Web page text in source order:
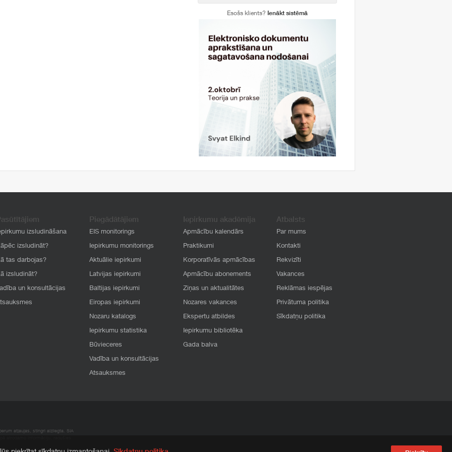
Esošs klients? Ienākt sistēmā
izsludināšana
izsludināt?
tas darbojas?
izsludināt?
un konsultācijas
Piegādātājiem
EIS monitorings
Iepirkumu monitorings
Aktuālie iepirkumi
Latvijas iepirkumi
Baltijas iepirkumi
Eiropas iepirkumi
Nozaru katalogs
Iepirkumu statistika
Būvieceres
Vadība un konsultācijas
Atsauksmes
Iepirkumu akadēmija
Apmācību kalendārs
Praktikumi
Korporatīvās apmācības
Apmācību abonements
Ziņas un aktualitātes
Nozares vakances
Ekspertu atbildes
Iepirkumu bibliotēka
Gada balva
Atbalsts
Par mums
Kontakti
Rekvizīti
Vakances
Reklāmas iespējas
Privātuma politika
Sīkdatņu politika
atļaujas, stingri aizliegta. SIA